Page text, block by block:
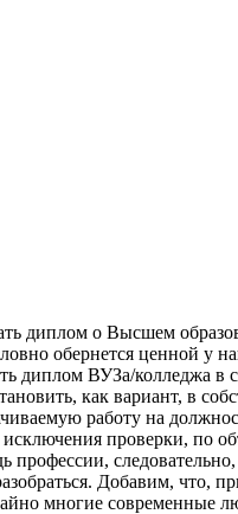
диплом о Высшем
обернется ценной у
диплом ВУЗа/колледжа в
как вариант, в
работу на
проверки, по
Добавим,
многие современные